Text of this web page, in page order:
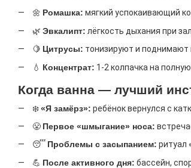
🌼 Ромашка: мягкий успокаивающий
🌿 Эвкалипт: лёгкость дыхания при
🍋 Цитрусы: тонизируют и поднимают
💧 Концентрат: 1-2 колпачка на
Когда ванна — лучший
❄️«Я замёрз»: ребёнок вернулся с
😤 Первое «шмыгание» носа:
😴 Проблемы с засыпанием: ритуал
💪 После активного дня: бассейн,